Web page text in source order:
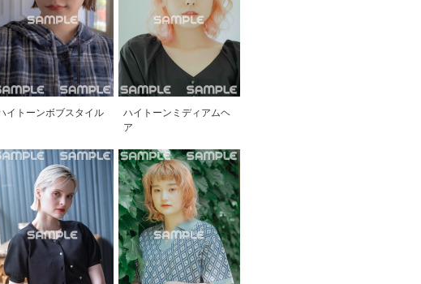
イトーンボブスタイル
ハイトーンミディアムヘ
ア